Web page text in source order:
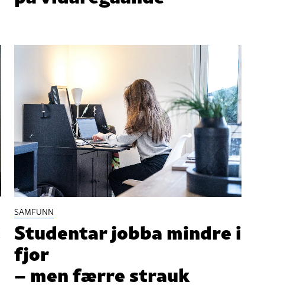
SAMFUNN
Studentar jobba mindre i
fjor
– men færre strauk